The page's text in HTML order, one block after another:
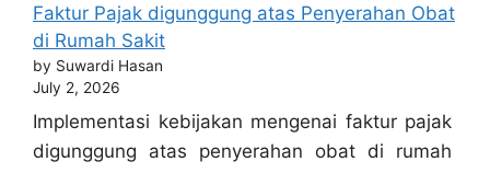
Faktur Pajak digunggung atas Penyerahan Obat
di Rumah Sakit
by Suwardi Hasan
July 2, 2026
Implementasi kebijakan mengenai faktur pajak
digunggung atas penyerahan obat di rumah